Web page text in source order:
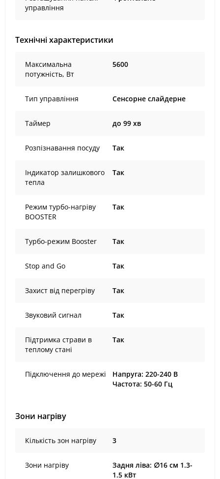
управління
Технічні характеристики
Максимальна
потужність, Вт
5600
Тип управління Сенсорне слайдерне
Таймер до 99 хв
Розпізнавання посуду Так
Індикатор залишкового
тепла
Так
Режим турбо-нагріву
BOOSTER
Так
Турбо-режим Booster Так
Stop and Go Так
Захист від перегріву Так
Звуковий сигнал Так
Підтримка страви в
теплому стані
Так
Підключення до мережі
Напруга: 220-240 В
Частота: 50-60 Гц
Зони нагріву
Кількість зон нагріву 3
Зони нагріву
Задня ліва: ∅16 см 1.3-
1.5 кВт